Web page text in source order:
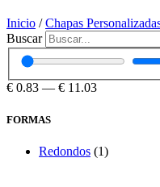
Inicio /Chapas
Buscar
€ 0.83 — € 11.03
FORMAS
Redondos (1)